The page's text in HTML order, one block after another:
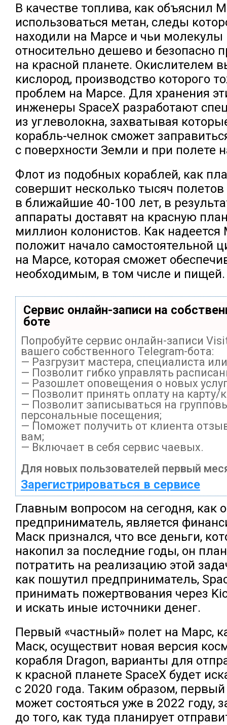
В качестве топлива, как объяснил
использоваться метан, следы
находили на Марсе и чьи
относительно дешево и безопасно
на красной планете. Окислителем
кислород, производство которого
проблем на Марсе. Для хранения
инженеры SpaceX разработают
из углеволокна, захватывая
корабль-челнок сможет
с поверхности Земли и при полете
Флот из подобных кораблей, как
совершит несколько тысяч
в ближайшие 40-100 лет, в
аппараты доставят на красную
миллион колонистов. Как надеется
положит начало самостоятельной
на Марсе, которая сможет
необходимым, в том числе и пищей.
Сервис онлайн-записи на
боте
Попробуйте сервис онлайн-записи
вашего собственного Telegram-бота:
— Разгрузит мастера, специалиста
— Позволит гибко управлять
— Разошлет оповещения о новых
— Позволит принять оплату на карту/
— Позволит записываться на
персональные посещения;
— Поможет получить от клиента
вам;
— Включает в себя сервис чаевых.
Для новых пользователей первый
Зарегистрироваться в сервисе
Главным вопросом на сегодня, как
предприниматель, является
Маск признался, что все деньги,
накопил за последние годы, он
потратить на реализацию этой
как пошутил предприниматель,
принимать пожертвования через
и искать иные источники денег.
Первый «частный» полет на Марс,
Маск, осуществит новая версия
корабля Dragon, варианты для
к красной планете SpaceX будет
с 2020 года. Таким образом,
может состояться уже в 2022 году,
до того, как туда планирует